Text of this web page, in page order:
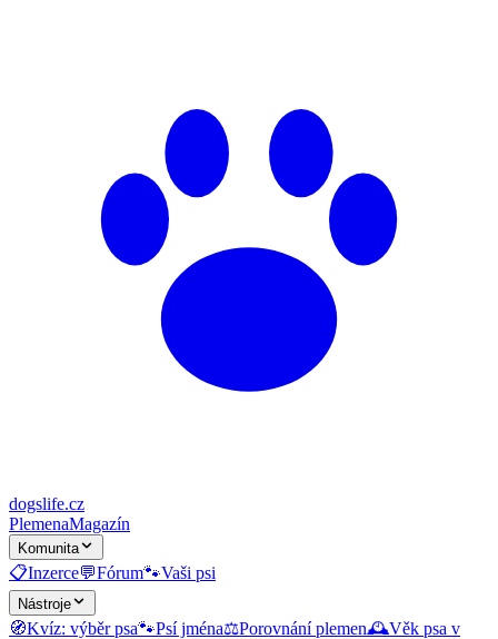
dogslife.cz
PlemenaMagazín
Komunita
📋Inzerce💬Fórum🐾Vaši psi
Nástroje
🧭Kvíz: výběr psa🐾Psí jména⚖️Porovnání plemen🕰️Věk psa v